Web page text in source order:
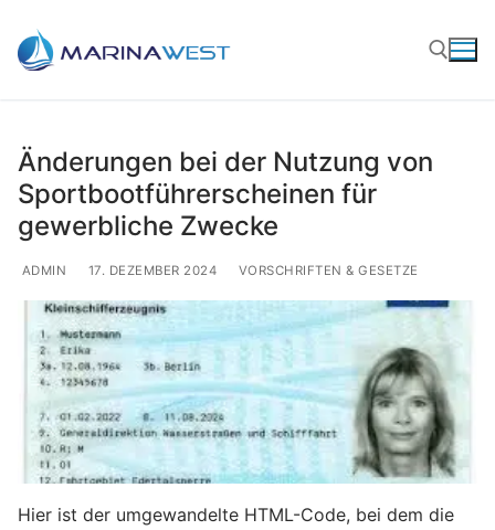
Inhalt
springen
Änderungen bei der Nutzung von
Sportbootführerscheinen für
gewerbliche Zwecke
ADMIN 17. DEZEMBER 2024 VORSCHRIFTEN & GESETZE
Hier ist der umgewandelte HTML-Code, bei dem die